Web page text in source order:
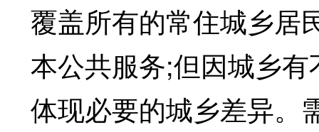
覆盖所有的常住城乡居
本公共服务;但因城乡
体现必要的城乡差异。